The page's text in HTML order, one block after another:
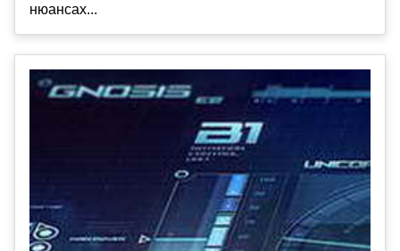
нюансах...